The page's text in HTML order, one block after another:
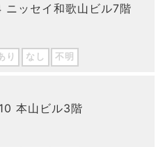
ッセイ和歌山ビル7階
り なし 不明
本山ビル3階